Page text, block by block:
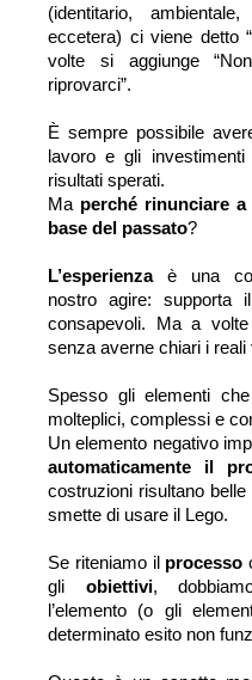
(identitario,
eccetera) ci viene detto
volte si aggiunge
riprovarci”.
È sempre possibile
lavoro e gli
risultati sperati.
Ma perché rinunciare
base del passato?
L’esperienza è una
nostro agire: supporta
consapevoli. Ma a
senza averne chiari i reali
Spesso gli elementi
molteplici, complessi e
Un elemento negativo
automaticamente il
costruzioni risultano
smette di usare il Lego.
Se riteniamo il processo
gli obiettivi,
l’elemento (o gli
determinato esito non